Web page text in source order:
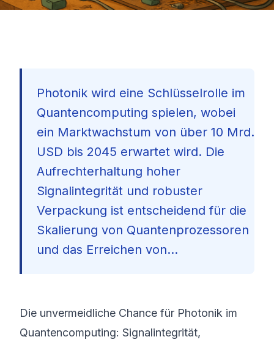
🇩🇪
Photonik wird eine Schlüsselrolle im
Quantencomputing spielen, wobei
ein Marktwachstum von über 10 Mrd.
USD bis 2045 erwartet wird. Die
Aufrechterhaltung hoher
Signalintegrität und robuster
Verpackung ist entscheidend für die
Skalierung von Quantenprozessoren
und das Erreichen von...
Die unvermeidliche Chance für Photonik im
Quantencomputing: Signalintegrität,